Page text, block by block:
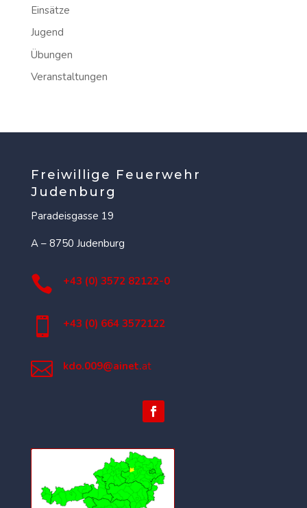
Einsätze
Jugend
Übungen
Veranstaltungen
Freiwillige Feuerwehr
Judenburg
Paradeisgasse 19
A – 8750 Judenburg
 +43 (0) 3572 82122-0
 +43 (0) 664 3572122
 kdo.009@ainet.at